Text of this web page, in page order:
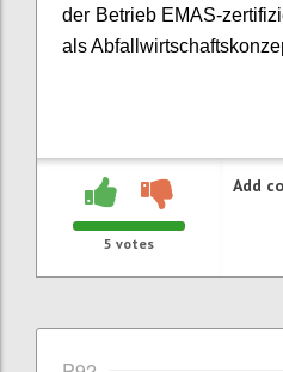
der Betrieb EMAS-
als
5 votes
Add